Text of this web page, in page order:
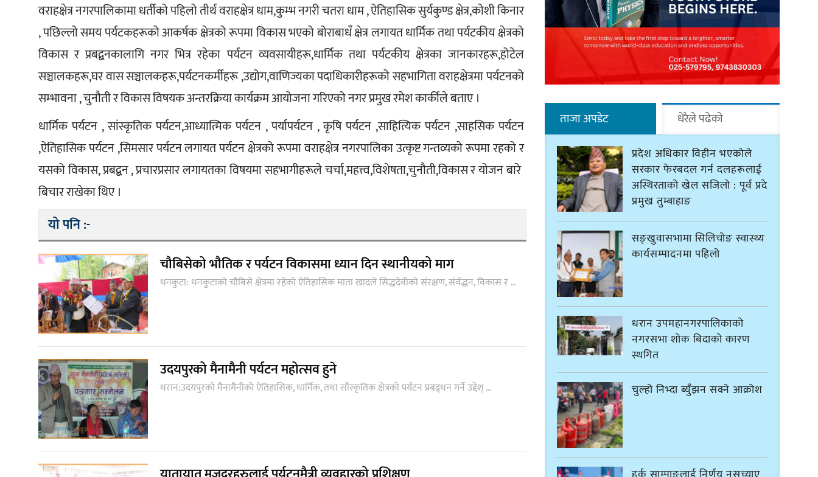
वराहक्षेत्र नगरपालिकामा धर्तीको पहिलो तीर्थ वराहक्षेत्र धाम,कुम्भ नगरी चतरा धाम , ऐतिहासिक सुर्यकुण्ड क्षेत्र,कोशी किनार
, पछिल्लो समय पर्यटकहरूको आकर्षक क्षेत्रको रूपमा विकास भएको बोराबाधँ क्षेत्र लगायत धार्मिक तथा पर्यटकीय क्षेत्रको
विकास र प्रबद्बनकालागि नगर भित्र रहेका पर्यटन व्यवसायीहरू,धार्मिक तथा पर्यटकीय क्षेत्रका जानकारहरू,होटेल
सञ्चालकहरू,घर वास सञ्चालकहरू,पर्यटनकर्मीहरू ,उद्योग,वाणिज्यका पदाधिकारीहरूको सहभागिता वराहक्षेत्रमा पर्यटनको
सम्भावना , चुनौती र विकास विषयक अन्तरक्रिया कार्यक्रम आयोजना गरिएको नगर प्रमुख रमेश कार्कीले बताए ।
धार्मिक पर्यटन , सांस्कृतिक पर्यटन,आध्यात्मिक पर्यटन , पर्यापर्यटन , कृषि पर्यटन ,साहित्यिक पर्यटन ,साहसिक पर्यटन
,ऐतिहासिक पर्यटन ,सिमसार पर्यटन लगायत पर्यटन क्षेत्रको रूपमा वराहक्षेत्र नगरपालिका उत्कृष्ट गन्तव्यको रूपमा रहको र
यसको विकास, प्रबद्बन , प्रचारप्रसार लगायतका विषयमा सहभागीहरूले चर्चा,महत्त्व,विशेषता,चुनौती,विकास र योजन बारे
बिचार राखेका थिए ।
यो पनि :-
चौबिसेको भौतिक र पर्यटन विकासमा ध्यान दिन स्थानीयको माग
धनकुटा: धनकुटाको चौबिसे क्षेत्रमा रहेको ऐतिहासिक माता खादले सिद्धदेवीको संरक्षण, संर्वद्धन, विकास र ...
उदयपुरको मैनामैनी पर्यटन महोत्सव हुने
धरान:उदयपुरको मैनामैनीको ऐतिहासिक, धार्मिक, तथा साँस्कृतिक क्षेत्रको पर्यटन प्रबद्र्धन गर्ने उद्देश् ...
ताजा अपडेट धेरैले पढेको
प्रदेश अधिकार विहीन भएकोले
सरकार फेरबदल गर्न दलहरूलाई
अस्थिरताको खेल सजिलो : पूर्व प्रदेश
प्रमुख तुम्बाहाङ
सङ्खुवासभामा सिलिचोङ स्वास्थ्य
कार्यसम्पादनमा पहिलो
धरान उपमहानगरपालिकाको
नगरसभा शोक बिदाको कारण
स्थगित
चुल्हो निभ्दा ब्युँझन सक्ने आक्रोश